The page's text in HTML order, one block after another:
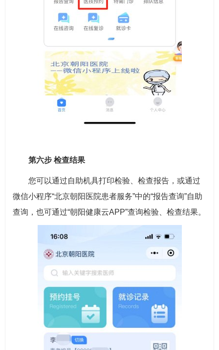
第六步 检查结果
您可以通过自助机具打印检验、检查报告，或通过
微信小程序“北京朝阳医院患者服务”中的“报告查询”自助
查询，也可通过“朝阳健康云APP”查询检验、检查结果。